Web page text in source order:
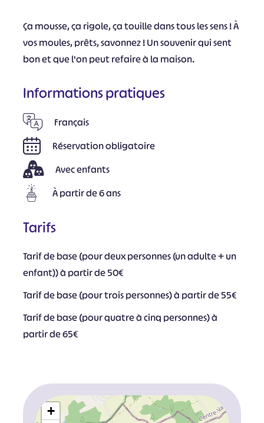
Ça mousse, ça rigole, ça touille dans tous les sens ! À
vos moules, prêts, savonnez ! Un souvenir qui sent
bon et que l'on peut refaire à la maison.
Informations pratiques
Français
Réservation obligatoire
Avec enfants
À partir de 6 ans
Tarifs
Tarif de base (pour deux personnes (un adulte + un
enfant)) à partir de 50€
Tarif de base (pour trois personnes) à partir de 55€
Tarif de base (pour quatre à cinq personnes) à
partir de 65€
+